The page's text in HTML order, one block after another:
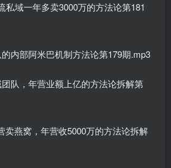
私域一年多卖3000万的方法论第181
的内部阿米巴机制方法论第179期.mp3
团队，年营业额上亿的方法论拆解第
卖燕窝，年营收5000万的方法论拆解